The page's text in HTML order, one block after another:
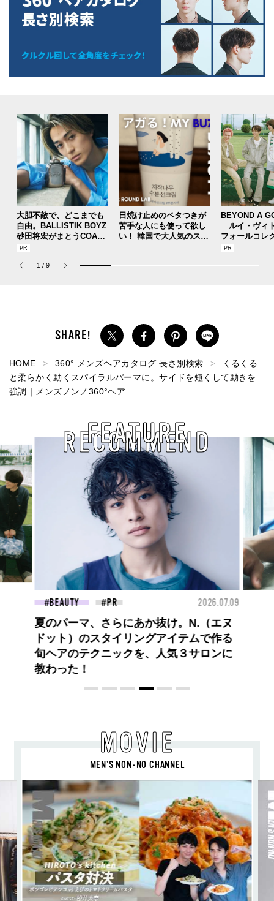
大胆不敵で、どこまでも
自由。BALLISTIK BOYZ
砂田将宏がまとうCOACH
の新作フレグランス「コ
パルファム」
日焼け止めのベタつきが
苦手な人にも使って欲し
い！ 韓国で大人気のスト
BEYOND A
ルイ・ヴィ
フォールコレ
描くプレッピ
1 / 9
HOME 360° メンズヘアカタログ 長さ別検索
くるくる
と柔らかく動くスパイラルパーマに。サイドを短くして動きを
強調｜メンズノンノ360°ヘア
RECOMMEND
FEATURE
2026.07.09
抜け。N.（エヌ
アイテムで作る
人気３サロンに
BEAUTY
MOVIE
MEN’S NON-NO CHANNEL